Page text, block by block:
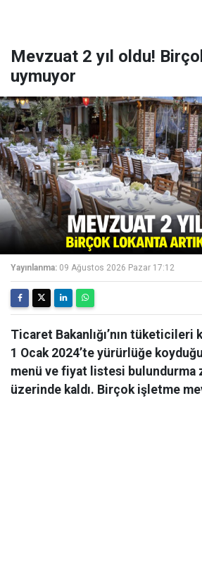
Mevzuat 2 yıl oldu!
uymuyor
Yayınlanma: 09 Ağustos 2026 Pazar 17:12
Ticaret Bakanlığı’nın tüketicileri
1 Ocak 2024’te yürürlüğe
menü ve fiyat listesi bulundurma
üzerinde kaldı. Birçok işletme